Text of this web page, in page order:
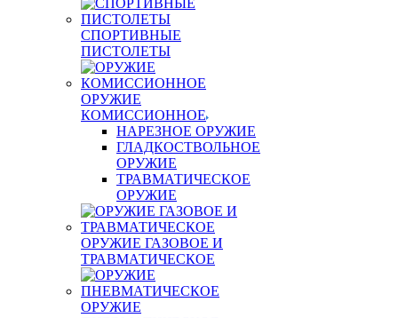
СПОРТИВНЫЕ
ПИСТОЛЕТЫ
ОРУЖИЕ
КОМИССИОННОЕ
НАРЕЗНОЕ ОРУЖИЕ
ГЛАДКОСТВОЛЬНОЕ
ОРУЖИЕ
ТРАВМАТИЧЕСКОЕ
ОРУЖИЕ
ОРУЖИЕ ГАЗОВОЕ И
ТРАВМАТИЧЕСКОЕ
ОРУЖИЕ